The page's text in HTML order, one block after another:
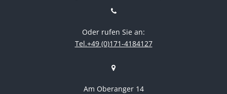
Oder rufen Sie an:
Tel.+49 (0)171-4184127
Am Oberanger 14